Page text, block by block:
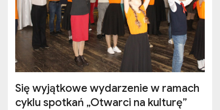
Się wyjątkowe wydarzenie w ramach
cyklu spotkań „Otwarci na kulturę”